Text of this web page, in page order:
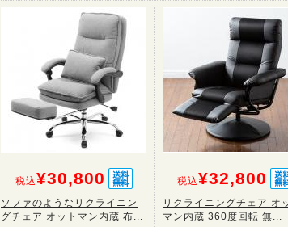
税込¥30,800
ソファのようなリクライニン
グチェア オットマン内蔵 布...
税込¥32,800
リクライニングチェア オ
マン内蔵 360度回転 無...